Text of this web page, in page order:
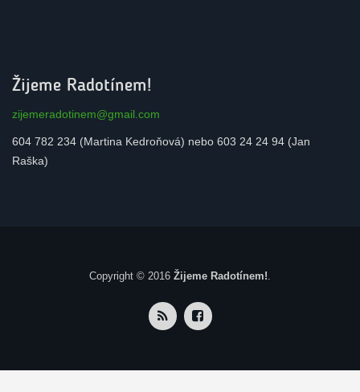
Žijeme Radotínem!
zijemeradotinem@gmail.com
604 782 234 (Martina Kedroňová) nebo 603 24 24 94 (Jan
Raška)
Copyright © 2016 Žijeme Radotínem!.